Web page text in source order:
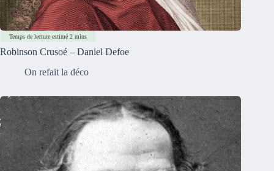
Robinson Crusoé – Daniel Defoe
On refait la déco